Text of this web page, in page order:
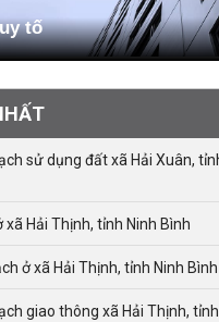
tố
sử dụng đất xã Hải Xuân,
Hải Thịnh, tỉnh Ninh Bình
ở xã Hải Thịnh, tỉnh Ninh Bình
giao thông xã Hải Thịnh,